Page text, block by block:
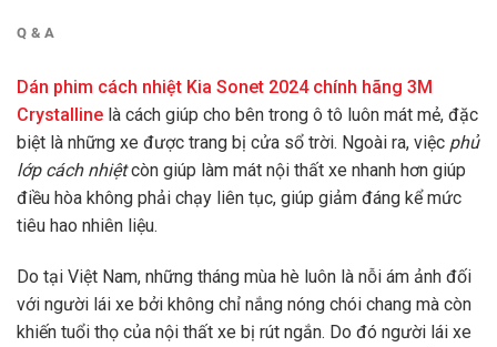
Q & A
Dán phim cách nhiệt Kia Sonet 2024 chính hãng 3M
Crystalline là cách giúp cho bên trong ô tô luôn mát mẻ, đặc
biệt là những xe được trang bị cửa sổ trời. Ngoài ra, việc phủ
lớp cách nhiệtcòn giúp làm mát nội thất xe nhanh hơn giúp
điều hòa không phải chạy liên tục, giúp giảm đáng kể mức
tiêu hao nhiên liệu.
Do tại Việt Nam, những tháng mùa hè luôn là nỗi ám ảnh đối
với người lái xe bởi không chỉ nắng nóng chói chang mà còn
khiến tuổi thọ của nội thất xe bị rút ngắn. Do đó người lái xe